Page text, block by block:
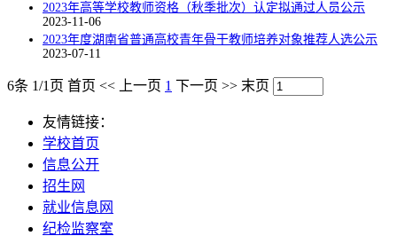
2023年高等学校教师资格（秋季批次）认定拟通过人员公示
2023-11-06
2023年度湖南省普通高校青年骨干教师培养对象推荐人选公示
2023-07-11
6条 1/1页 首页 << 上一页 1 下一页 >> 末页
友情链接：
学校首页
信息公开
招生网
就业信息网
纪检监察室